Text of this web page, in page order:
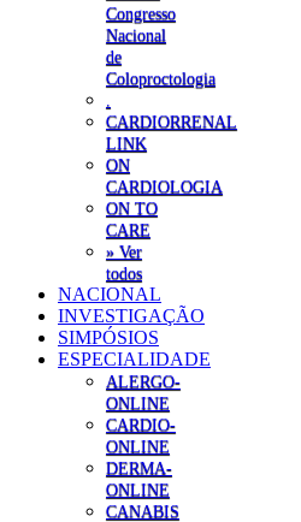
Congresso
Nacional
de
Coloproctologia
CARDIORRENAL
LINK
ON
CARDIOLOGIA
ON TO
CARE
» Ver
todos
NACIONAL
INVESTIGAÇÃO
SIMPÓSIOS
ESPECIALIDADE
ALERGO-
ONLINE
CARDIO-
ONLINE
DERMA-
ONLINE
CANABIS